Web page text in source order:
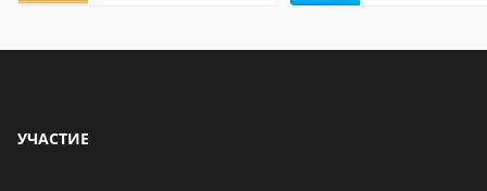
УЧАСТИЕ